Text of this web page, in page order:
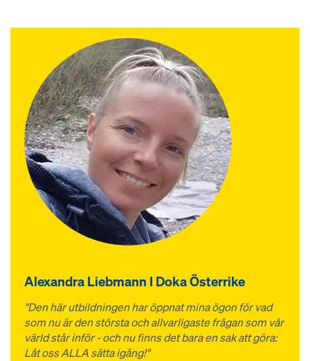
Alexandra Liebmann I Doka Österrike
"Den här utbildningen har öppnat mina ögon för vad
som nu är den största och allvarligaste frågan som vår
värld står inför - och nu finns det bara en sak att göra:
Låt oss ALLA sätta igång!"